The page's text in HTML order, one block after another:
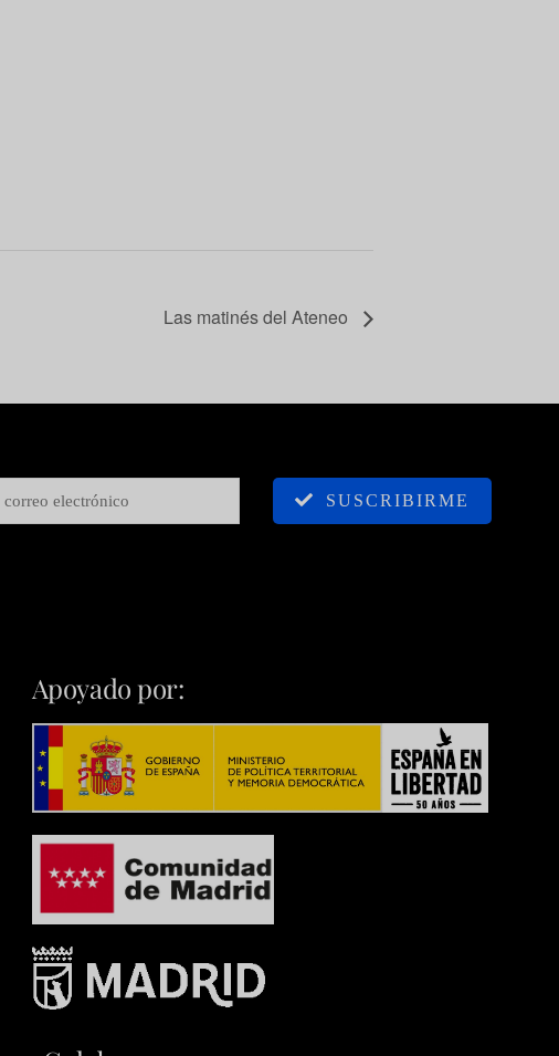
Las matinés del Ateneo
SUSCRIBIRME
Apoyado por: